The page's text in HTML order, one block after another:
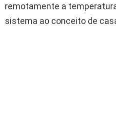
remotamente a
sistema ao conceito de